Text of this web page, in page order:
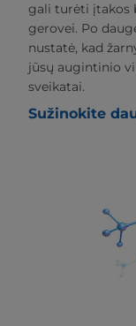
gali turėti įtakos
gerovei. Po
nustatė, kad
jūsų augintinio
sveikatai.
Sužinokite